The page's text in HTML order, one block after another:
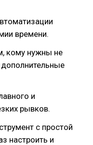
времени.
кому нужны не
и
рывков.
с простой
настроить и